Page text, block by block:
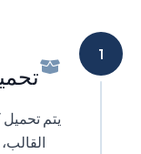
1
يتم